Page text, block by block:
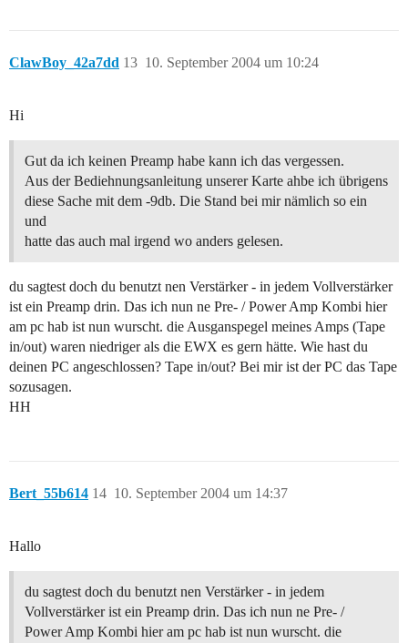
ClawBoy_42a7dd 10. September 2004 um 10:24
13
Hi
Gut da ich keinen Preamp habe kann ich das vergessen.
Aus der Bediehnungsanleitung unserer Karte ahbe ich übrigens
diese Sache mit dem -9db. Die Stand bei mir nämlich so ein
und
hatte das auch mal irgend wo anders gelesen.
du sagtest doch du benutzt nen Verstärker - in jedem Vollverstärker
ist ein Preamp drin. Das ich nun ne Pre- / Power Amp Kombi hier
am pc hab ist nun wurscht. die Ausganspegel meines Amps (Tape
in/out) waren niedriger als die EWX es gern hätte. Wie hast du
deinen PC angeschlossen? Tape in/out? Bei mir ist der PC das Tape
sozusagen.
HH
Bert_55b614 10. September 2004 um 14:37
14
Hallo
du sagtest doch du benutzt nen Verstärker - in jedem
Vollverstärker ist ein Preamp drin. Das ich nun ne Pre- /
Power Amp Kombi hier am pc hab ist nun wurscht. die